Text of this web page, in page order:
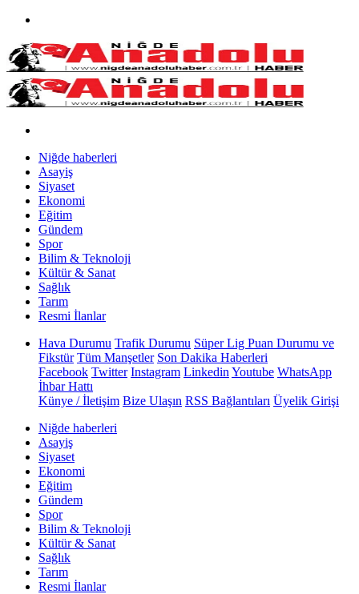
Niğde haberleri
Asayiş
Siyaset
Ekonomi
Eğitim
Gündem
Spor
Bilim & Teknoloji
Kültür & Sanat
Sağlık
Tarım
Resmi İlanlar
Hava Durumu Trafik Durumu Süper Lig Puan Durumu ve
Fikstür Tüm Manşetler Son Dakika Haberleri
Facebook Twitter Instagram Linkedin Youtube WhatsApp
İhbar Hattı
Künye / İletişim Bize Ulaşın RSS Bağlantıları Üyelik Girişi
Niğde haberleri
Asayiş
Siyaset
Ekonomi
Eğitim
Gündem
Spor
Bilim & Teknoloji
Kültür & Sanat
Sağlık
Tarım
Resmi İlanlar